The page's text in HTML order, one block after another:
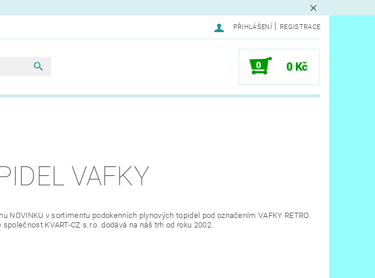
PŘIHLÁŠENÍ REGISTRACE
0 0 Kč
VAFKY
NOVINKU v sortimentu podokenních plynových topidel pod označením VAFKY RETRO.
KVART-CZ s.r.o. dodává na náš trh od roku 2002.